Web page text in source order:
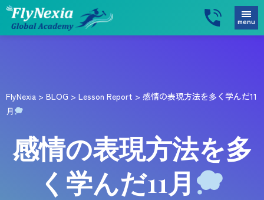
menu
FlyNexia > BLOG > Lesson Report > 感情の表現方法を多く学んだ11
月
感情の表現方法を多
く学んだ11月